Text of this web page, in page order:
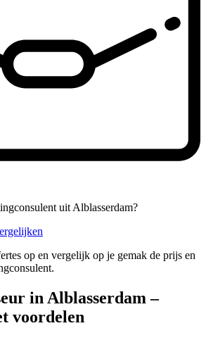
uit Alblasserdam?
op en vergelijk op je gemak de prijs en
in Alblasserdam –
voordelen